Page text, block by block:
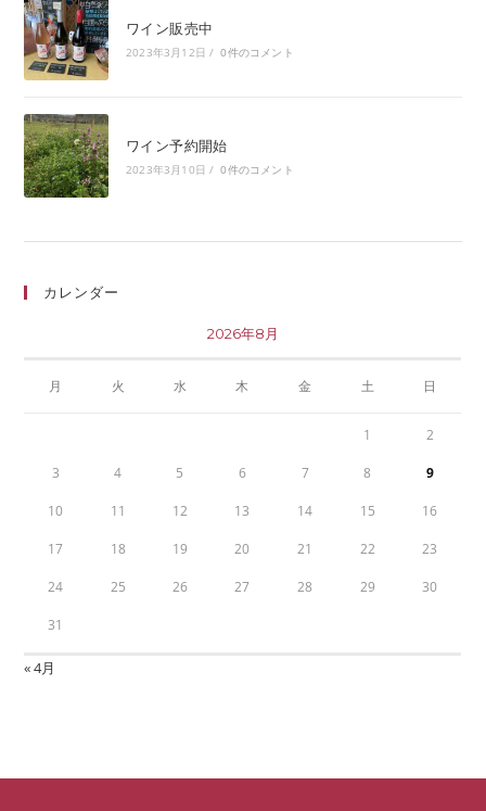
ワイン販売中
2023年3月12日 / 0件のコメント
ワイン予約開始
2023年3月10日 / 0件のコメント
カレンダー
2026年8月
月 火 水 木 金 土 日
1 2
3 4 5 6 7 8 9
10 11 12 13 14 15 16
17 18 19 20 21 22 23
24 25 26 27 28 29 30
31
« 4月